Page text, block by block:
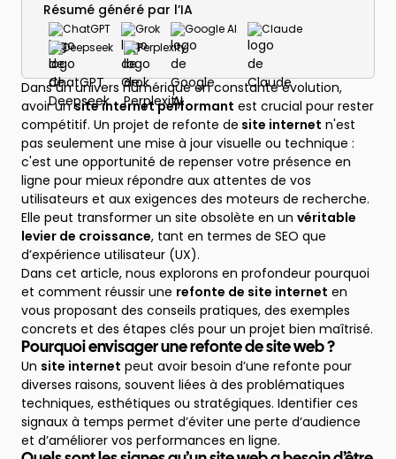
Résumé généré par l’IA
ChatGPT Grok Google AI
Claude
Deepseek
Perplexity
Dans un univers numérique en constante évolution,
avoir unsite internet performant est crucial pour rester
compétitif. Un projet de refonte de site internet n'est
pas seulement une mise à jour visuelle ou technique :
c'est une opportunité de repenser votre présence en
ligne pour mieux répondre aux attentes de vos
utilisateurs et aux exigences des moteurs de recherche.
Elle peut transformer un site obsolète en un véritable
levier de croissance, tant en termes de SEO que
d’expérience utilisateur (UX).
Dans cet article, nous explorons en profondeur pourquoi
et comment réussir une refonte de site internet en
vous proposant des conseils pratiques, des exemples
concrets et des étapes clés pour un projet bien maîtrisé.
Pourquoi envisager une refonte de site web ?
Un site internet peut avoir besoin d’une refonte pour
diverses raisons, souvent liées à des problématiques
techniques, esthétiques ou stratégiques. Identifier ces
signaux à temps permet d’éviter une perte d’audience
et d’améliorer vos performances en ligne.